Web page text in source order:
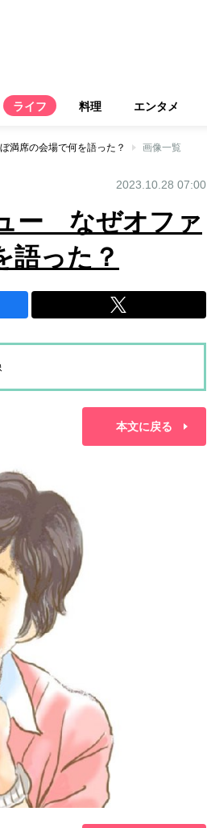
ライフ 料理 エンタメ
満席の会場で何を語った？ 画像一覧
2023.10.28 07:00
ー なぜオファ
語った？
本文に戻る